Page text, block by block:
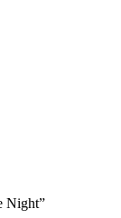
Night”